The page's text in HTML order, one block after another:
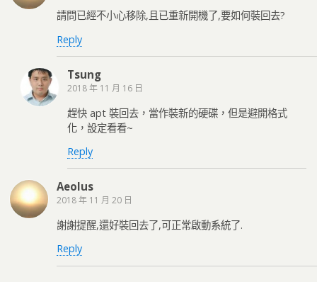
請問已經不小心移除,且已重新開機了,要如何裝回去?
Reply
Tsung
2018 年 11 月 16 日
趕快 apt 裝回去，當作裝新的硬碟，但是避開格式
化，設定看看~
Reply
Aeolus
2018 年 11 月 20 日
謝謝提醒,還好裝回去了,可正常啟動系統了.
Reply